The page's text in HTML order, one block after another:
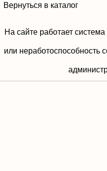
Вернуться в каталог
На сайте работает
или неработоспособность